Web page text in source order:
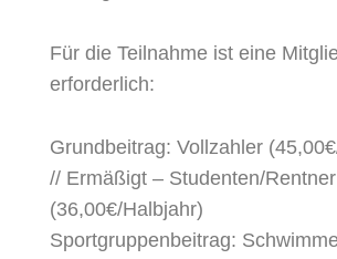
Für die Teilnahme ist eine
erforderlich:
Grundbeitrag: Vollzahler
// Ermäßigt – Studenten/Rentner
(36,00€/Halbjahr)
Sportgruppenbeitrag: